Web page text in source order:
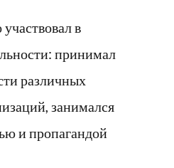
в
принимал
различных
занимался
и пропагандой